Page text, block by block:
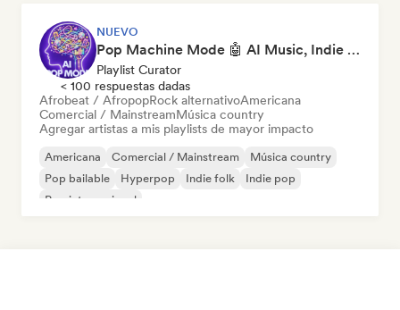
NUEVO
Pop Machine Mode 🤖 AI Music, Indie Pop & Dream Pop
Playlist Curator
< 100 respuestas dadas
Afrobeat / AfropopRock alternativoAmericana
Comercial / MainstreamMúsica country
Agregar artistas a mis playlists de mayor impacto
Americana Comercial / Mainstream
Música country
Pop bailable
Hyperpop Indie folk
Indie pop
Pop internacional